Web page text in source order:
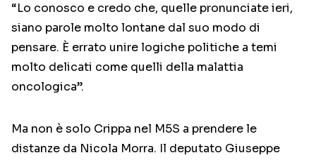
“Lo conosco e credo che, quelle pronunciate ieri,
siano parole molto lontane dal suo modo di
pensare. È errato unire logiche politiche a temi
molto delicati come quelli della malattia
oncologica”.
Ma non è solo Crippa nel M5S a prendere le
distanze da Nicola Morra. Il deputato Giuseppe